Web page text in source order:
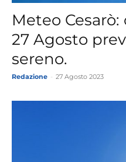
Meteo
27 Agosto
sereno.
Redazione 27 Agosto 2023